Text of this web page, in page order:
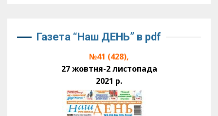
Газета “Наш ДЕНЬ” в pdf
№41 (428),
27 жовтня-2 листопада
2021 р.